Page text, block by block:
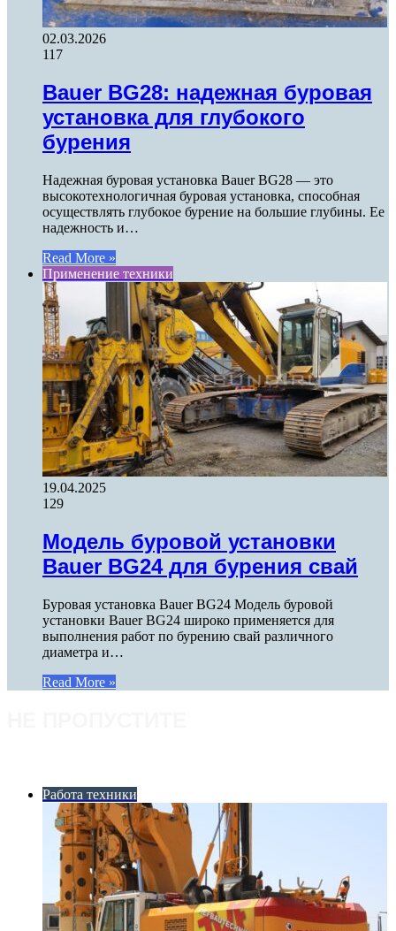
02.03.2026
117
Bauer BG28: надежная буровая
установка для глубокого
бурения
Надежная буровая установка Bauer BG28 — это
высокотехнологичная буровая установка, способная
осуществлять глубокое бурение на большие глубины. Ее
надежность и…
Read More »
Применение техники
19.04.2025
129
Модель буровой установки
Bauer BG24 для бурения свай
Буровая установка Bauer BG24 Модель буровой
установки Bauer BG24 широко применяется для
выполнения работ по бурению свай различного
диаметра и…
Read More »
Работа техники